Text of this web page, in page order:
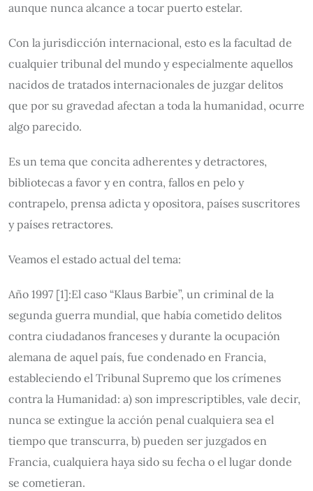
aunque nunca alcance a tocar puerto estelar.
Con la jurisdicción internacional, esto es la facultad de
cualquier tribunal del mundo y especialmente aquellos
nacidos de tratados internacionales de juzgar delitos
que por su gravedad afectan a toda la humanidad, ocurre
algo parecido.
Es un tema que concita adherentes y detractores,
bibliotecas a favor y en contra, fallos en pelo y
contrapelo, prensa adicta y opositora, países suscritores
y países retractores.
Veamos el estado actual del tema:
Año 1997 [1]:El caso “Klaus Barbie”, un criminal de la
segunda guerra mundial, que había cometido delitos
contra ciudadanos franceses y durante la ocupación
alemana de aquel país, fue condenado en Francia,
estableciendo el Tribunal Supremo que los crímenes
contra la Humanidad: a) son imprescriptibles, vale decir,
nunca se extingue la acción penal cualquiera sea el
tiempo que transcurra, b) pueden ser juzgados en
Francia, cualquiera haya sido su fecha o el lugar donde
se cometieran.